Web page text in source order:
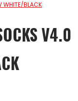
WHITE/BLACK
V4.0